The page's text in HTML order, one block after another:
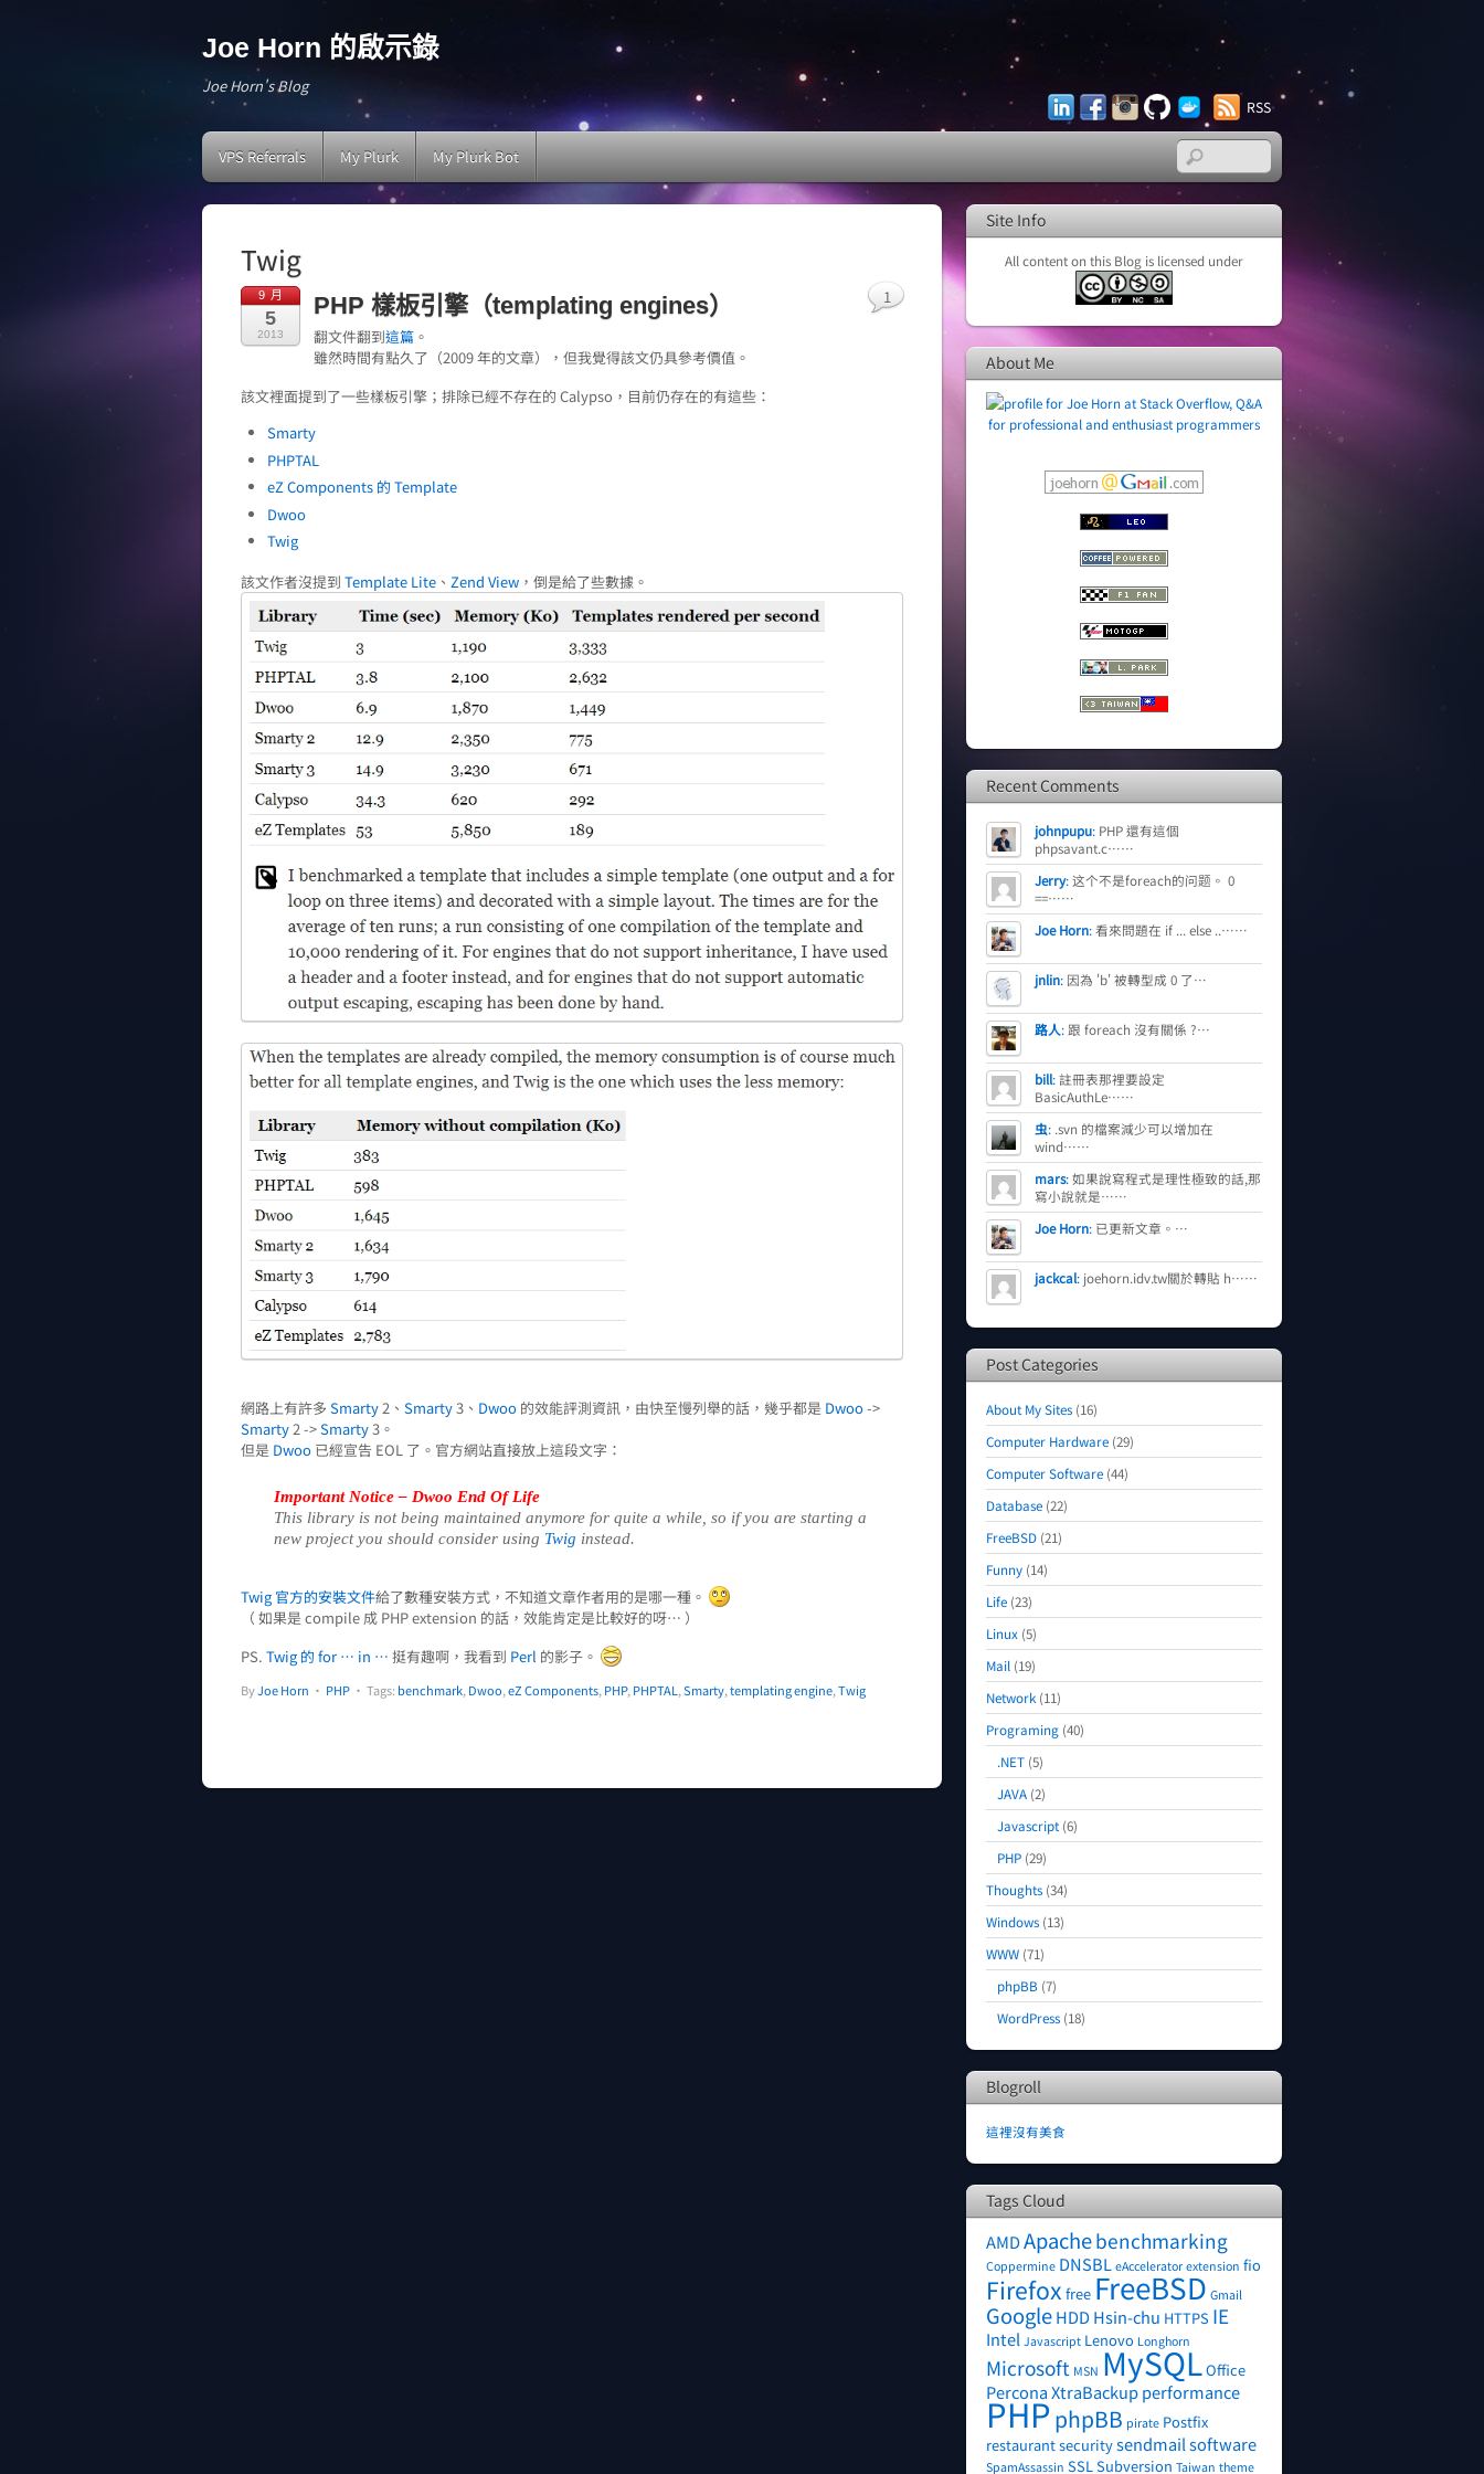
Joe Horn 的啟示錄
Joe Horn's Blog
LinkedInFacebookInstagram
GitHub Docker
Hub
RSS
VPS Referrals My Plurk My Plurk Bot
Twig
9 月
5
2013
PHP 樣板引擎（templating engines）
翻文件翻到這篇 。
雖然時間有點久了（2009 年的文章），但我覺得該文仍具參考價值。
該文裡面提到了一些樣板引擎；排除已經不存在的 Calypso，目前仍存在的有這些：
Smarty
PHPTAL
eZ Components 的 Template
Dwoo
Twig
該文作者沒提到 Template Lite 、 Zend View ，倒是給了些數據。
網路上有許多 Smarty2、 Smarty3、 Dwoo 的效能評測資訊，由快至慢列舉的話，幾乎都是 Dwoo->
Smarty2 ->Smarty3。
但是 Dwoo 已經宣告 EOL 了。官方網站直接放上這段文字：
Important Notice – Dwoo End Of Life
This library is not being maintained anymore for quite a while, so if you are starting a
new project you should consider using Twig instead.
Twig 官方的安裝文件給了數種安裝方式，不知道文章作者用的是哪一種。
（ 如果是 compile 成 PHP extension 的話，效能肯定是比較好的呀… ）
PS. Twig 的 for … in … 挺有趣啊，我看到 Perl 的影子。
ByJoe Horn • PHP
1
• Tags: benchmark, Dwoo,eZ Components, PHP, PHPTAL ,Smarty,templating engine,Twig
Site Info
All content on this Blog is licensed under
About Me
Recent Comments
johnpupu: PHP 還有這個
phpsavant.c……
Jerry:这个不是foreach的问题。 0
==……
Joe Horn:看來問題在 if ... else ..……
jnlin: 因為 'b' 被轉型成 0 了…
路人: 跟 foreach 沒有關係 ?…
bill:註冊表那裡要設定
BasicAuthLe……
虫: .svn 的檔案減少可以增加在
wind……
mars:如果說寫程式是理性極致的話,那
寫小說就是……
Joe Horn: 已更新文章。…
jackcal: joehorn.idv.tw關於轉貼 h……
Post Categories
About My Sites (16)
Computer Hardware (29)
Computer Software (44)
Database (22)
FreeBSD (21)
Funny (14)
Life (23)
Linux (5)
Mail (19)
Network (11)
Programing (40)
.NET (5)
JAVA (2)
Javascript (6)
PHP (29)
Thoughts (34)
Windows (13)
WWW (71)
phpBB (7)
WordPress (18)
Blogroll
這裡沒有美食
Tags Cloud
AMDApachebenchmarking
Coppermine DNSBL eAccelerator extension fio
Firefox free FreeBSD Gmail
GoogleHDDHsin-chu HTTPS IE
Intel Javascript Lenovo Longhorn
Microsoft MSN MySQLOffice
Percona XtraBackupperformance
PHP phpBB pirate Postfix
restaurantsecuritysendmailsoftware
SpamAssassin SSL Subversion Taiwan theme